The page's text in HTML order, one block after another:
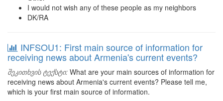
I would not wish any of these people as my neighbors
DK/RA
INFSOU1: First main source of information for
receiving news about Armenia's current events?
შეკითხვის ტექსტი: What are your main sources of information for
receiving news about Armenia's current events? Please tell me,
which is your first main source of information.